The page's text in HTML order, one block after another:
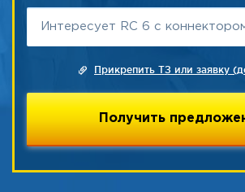
Прикрепить ТЗ или заявку